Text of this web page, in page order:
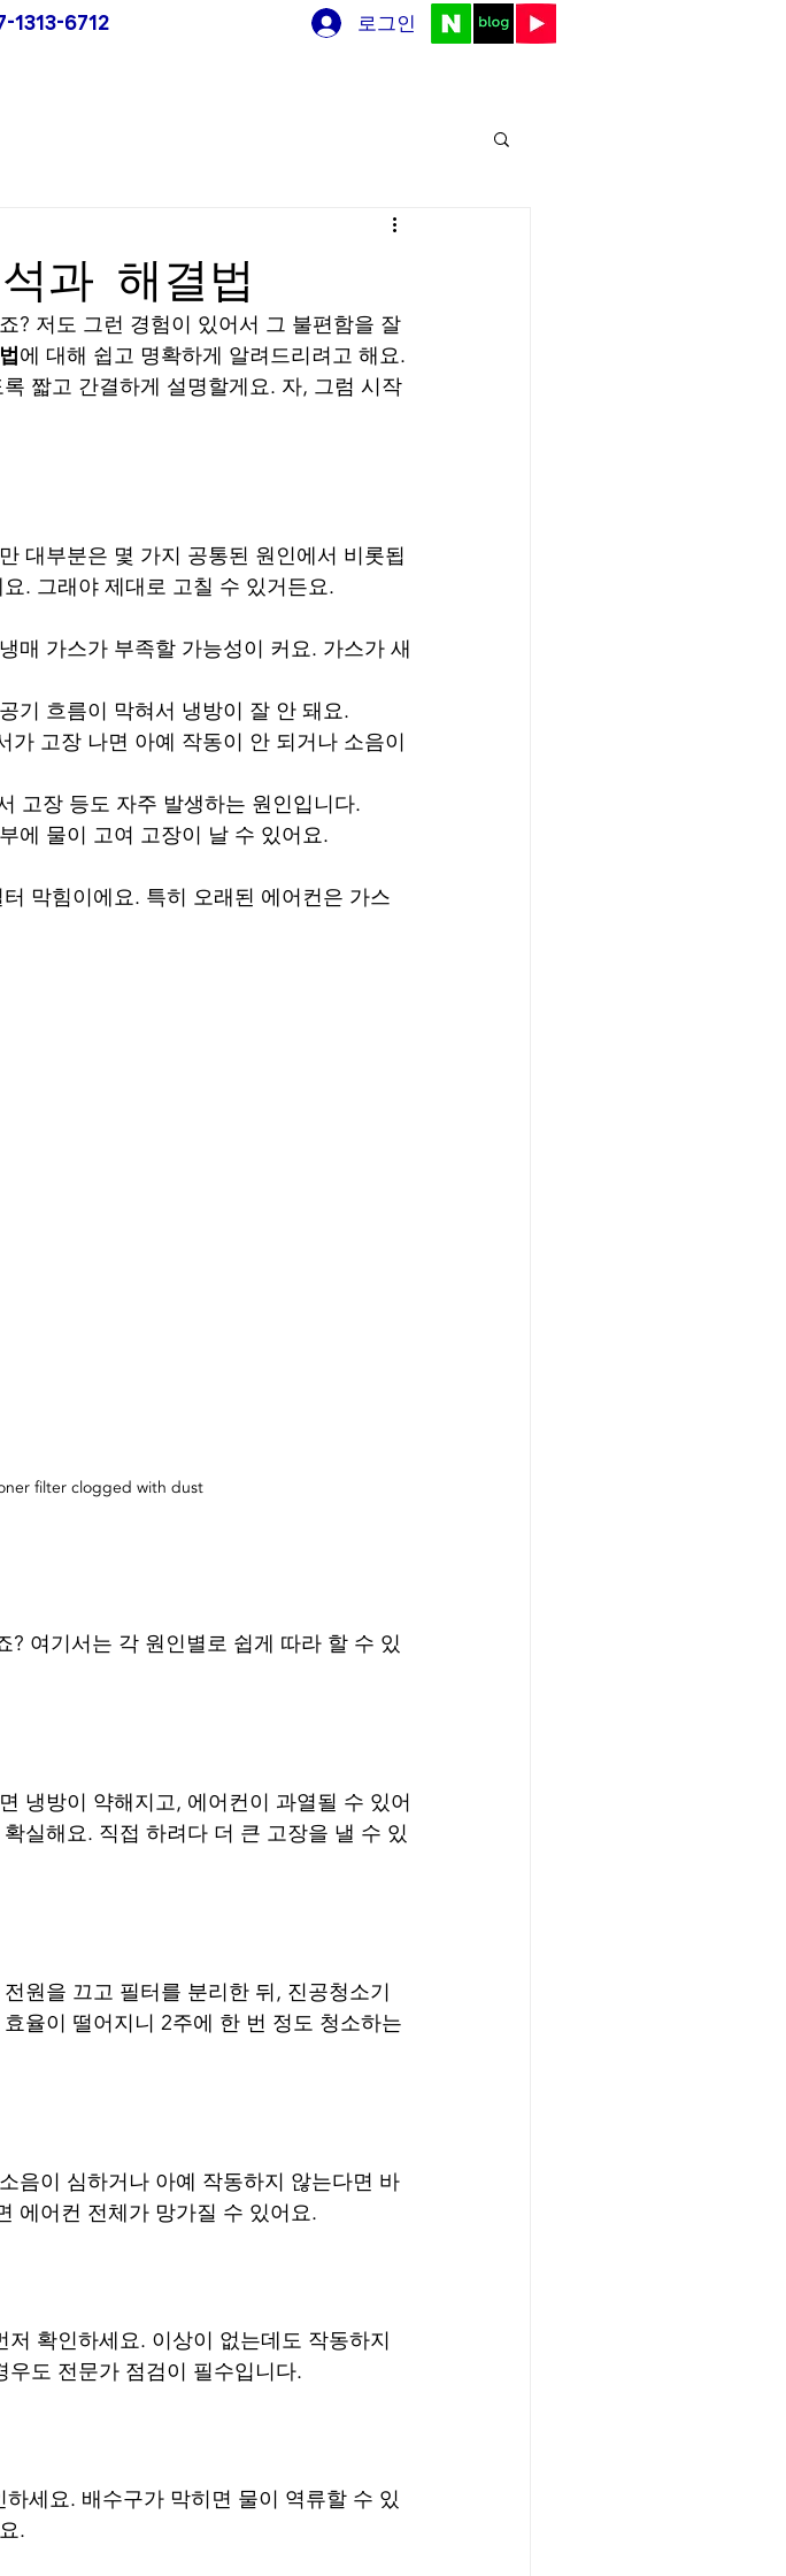
1313-6712 로그인
과 해결법
? 저도 그런 경험이 있어서 그 불편함을 잘
에 대해 쉽고 명확하게 알려드리려고 해요.
짧고 간결하게 설명할게요. 자, 그럼 시작
대부분은 몇 가지 공통된 원인에서 비롯됩
. 그래야 제대로 고칠 수 있거든요.
매 가스가 부족할 가능성이 커요. 가스가 새
기 흐름이 막혀서 냉방이 잘 안 돼요.
가 고장 나면 아예 작동이 안 되거나 소음이
고장 등도 자주 발생하는 원인입니다.
에 물이 고여 고장이 날 수 있어요.
막힘이에요. 특히 오래된 에어컨은 가스
filter clogged with dust
여기서는 각 원인별로 쉽게 따라 할 수 있
냉방이 약해지고, 에어컨이 과열될 수 있어
실해요. 직접 하려다 더 큰 고장을 낼 수 있
원을 끄고 필터를 분리한 뒤, 진공청소기
율이 떨어지니 2주에 한 번 정도 청소하는
음이 심하거나 아예 작동하지 않는다면 바
에어컨 전체가 망가질 수 있어요.
확인하세요. 이상이 없는데도 작동하지
도 전문가 점검이 필수입니다.
세요. 배수구가 막히면 물이 역류할 수 있
.